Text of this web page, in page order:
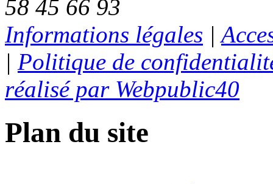
58 45 66 93
Informations légales |
| Politique de
réalisé par Webpublic40
Plan du site